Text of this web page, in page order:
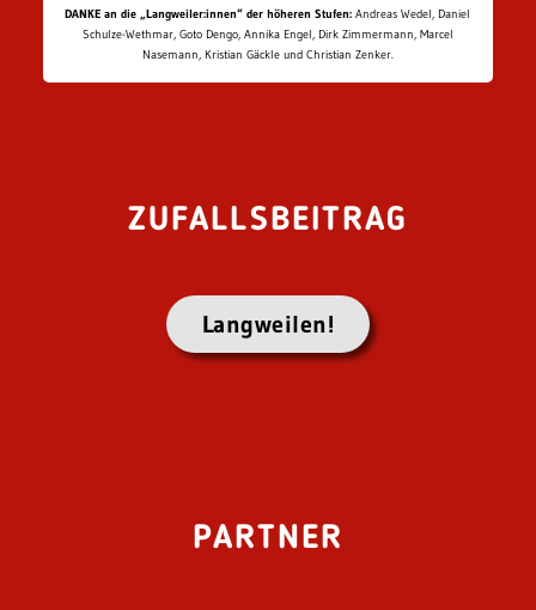
DANKE an die „Langweiler:innen“ der höheren Stufen: Andreas Wedel, Daniel
Schulze-Wethmar, Goto Dengo, Annika Engel, Dirk Zimmermann, Marcel
Nasemann, Kristian Gäckle und Christian Zenker.
ZUFALLSBEITRAG
Langweilen!
PARTNER